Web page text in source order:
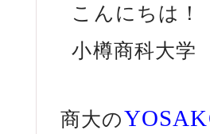
こんにちは！
小樽商科大
商大の